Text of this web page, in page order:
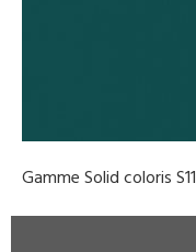
Gamme Solid coloris